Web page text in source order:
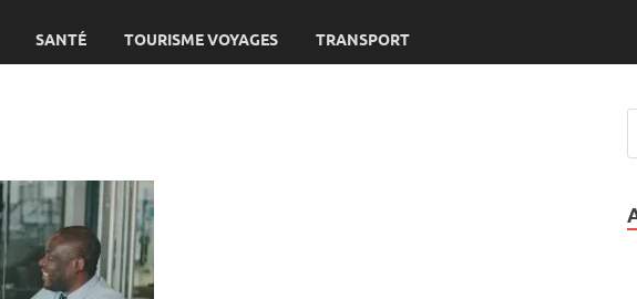
SANTÉ TOURISME VOYAGES TRANSPORT